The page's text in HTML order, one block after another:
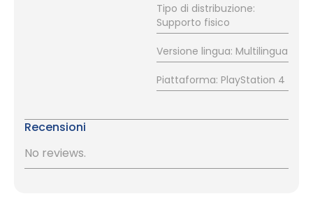
Tipo di distribuzione:
Supporto fisico
Versione lingua: Multilingua
Piattaforma: PlayStation 4
Recensioni
No reviews.